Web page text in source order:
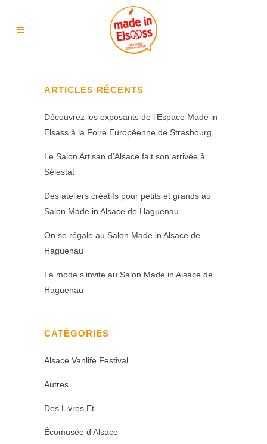
ARTICLES RÉCENTS
Découvrez les exposants de l’Espace Made in
Elsass à la Foire Européenne de Strasbourg
Le Salon Artisan d’Alsace fait son arrivée à
Sélestat
Des ateliers créatifs pour petits et grands au
Salon Made in Alsace de Haguenau
On se régale au Salon Made in Alsace de
Haguenau
La mode s’invite au Salon Made in Alsace de
Haguenau
CATÉGORIES
Alsace Vanlife Festival
Autres
Des Livres Et…
Écomusée d'Alsace